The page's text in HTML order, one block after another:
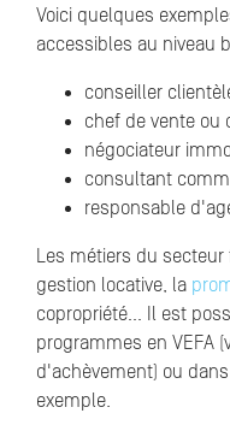
Voici quelques
accessibles au niveau
conseiller
chef de vente ou
négociateur
consultant
responsable
Les métiers du
gestion locative, la
copropriété… Il est
programmes en VEFA
d'achèvement) ou
exemple.